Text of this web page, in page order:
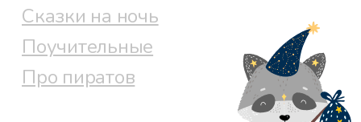
Сказки на ночь
Поучительные
Про пиратов